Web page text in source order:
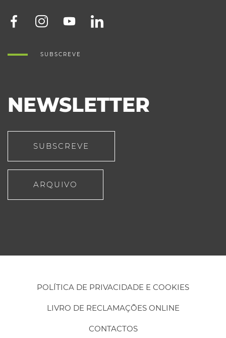
SUBSCREVE
NEWSLETTER
SUBSCREVE
ARQUIVO
POLÍTICA DE PRIVACIDADE E COOKIES
LIVRO DE RECLAMAÇÕES ONLINE
CONTACTOS